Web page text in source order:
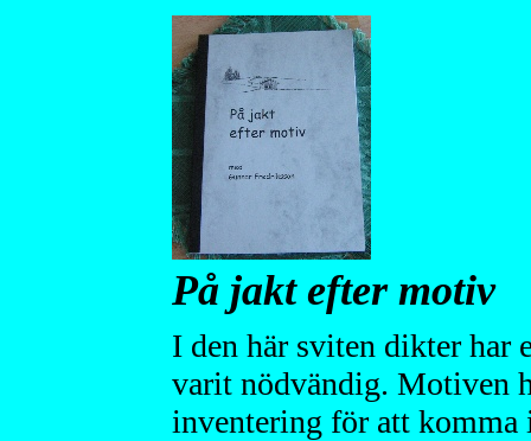
På jakt efter motiv
I den här sviten dikter har
varit nödvändig. Motiven
inventering för att komma